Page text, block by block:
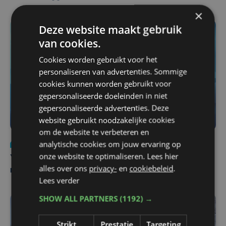
Nieuws
do 6 augustus | 21:30
Yaro (19), slachtoffer van vechtpartij, is na
maandenlange coma overleden
×
Deze website maakt gebruik
van cookies.
Cookies worden gebruikt voor het
personaliseren van advertenties. Sommige
cookies kunnen worden gebruikt voor
gepersonaliseerde doeleinden in niet
gepersonaliseerde advertenties. Deze
website gebruikt noodzakelijke cookies
om de website te verbeteren en
analytische cookies om jouw ervaring op
onze website te optimaliseren. Lees hier
alles over ons privacy- en cookiebeleid.
Lees verder
SHOW ALL PARTNERS(1192) →